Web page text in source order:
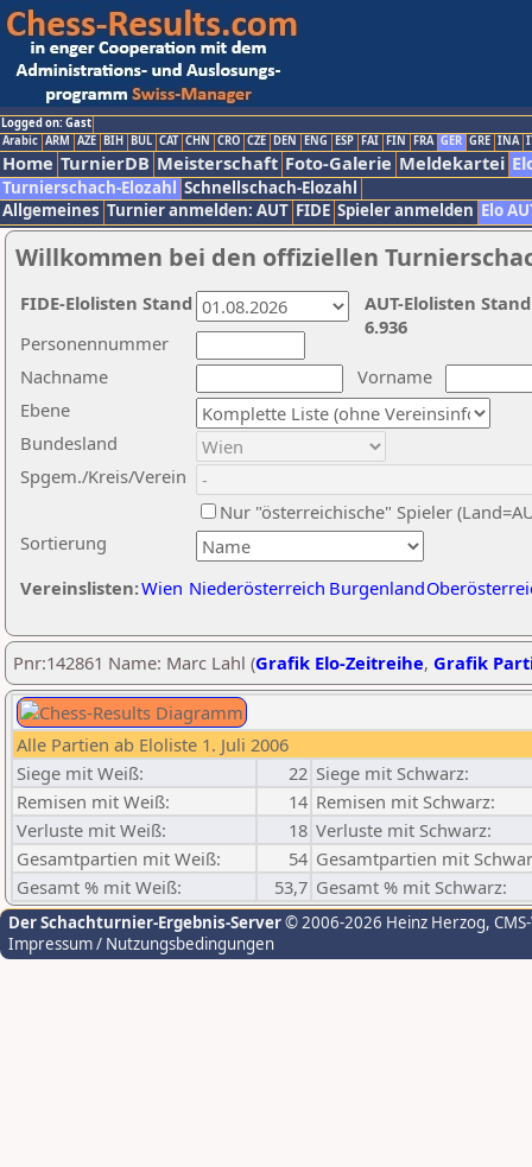
Logged on: Gast
Arabic ARM AZE BIH BUL CAT CHN CRO CZE DEN ENG ESP FAI FIN FRA GER GRE INA
Home TurnierDB Meisterschaft Foto-Galerie Meldekartei
Turnierschach-Elozahl Schnellschach-Elozahl
Allgemeines Turnier anmelden: AUT FIDE Spieler anmelden Elo
Willkommen bei den offiziellen
Nachname
Vorname
Ebene
Sortierung
Personennummer
Bundesland
Spgem./Kreis/Verein
Nur "österreichische" Spieler
Vereinslisten:Wien Niederösterreich Burgenland
AUT-Elolisten
6.936
FIDE-Elolisten Stand
Pnr:142861 Name: Marc Lahl (Grafik Elo-Zeitreihe, Grafik
Alle Partien ab Eloliste 1. Juli 2006
Siege mit Weiß:
22 Siege mit Schwarz:
Remisen mit Weiß:
14 Remisen mit Schwarz:
Verluste mit Weiß:
18 Verluste mit Schwarz:
Gesamtpartien mit Weiß:
54 Gesamtpartien mit
Gesamt % mit Weiß:
53,7 Gesamt % mit Schwarz:
Der Schachturnier-Ergebnis-Server© 2006-2026 Heinz Herzog,
Impressum / Nutzungsbedingungen